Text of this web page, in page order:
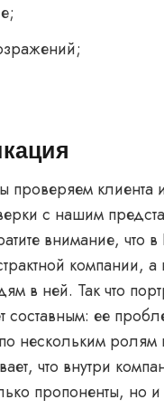
проверяем клиента
с нашим
внимание, что
компании,
в ней. Так что
составным: ее
нескольким ролям
что внутри
пропоненты, но и